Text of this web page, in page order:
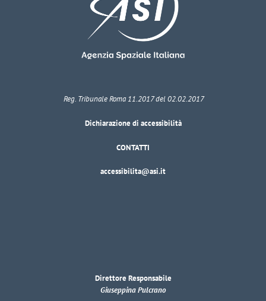
Reg. Tribunale Roma 11.2017 del 02.02.2017
Dichiarazione di accessibilità
CONTATTI
accessibilita@asi.it
Direttore Responsabile
Giuseppina Pulcrano